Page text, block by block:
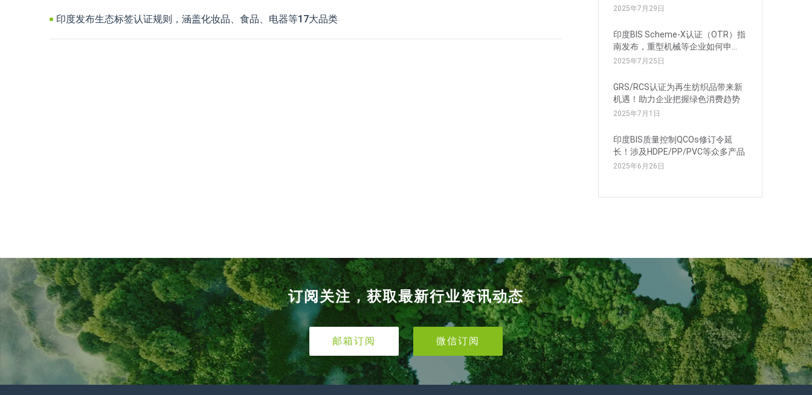
印度发布生态标签认证规则，涵盖化妆品、食品、电器等17大品类
好
2025年7月29日
印度BIS Scheme-X认证（OTR）指
南发布，重型机械等企业如何申
请？
2025年7月25日
GRS/RCS认证为再生纺织品带来新
机遇！助力企业把握绿色消费趋势
2025年7月1日
印度BIS质量控制QCOs修订令延
长！涉及HDPE/PP/PVC等众多产品
2025年6月26日
订阅关注，获取最新行业资讯动态
邮箱订阅 微信订阅